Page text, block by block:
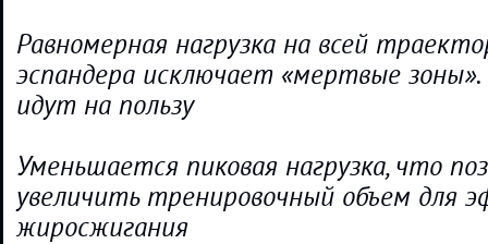
Равномерная нагрузка на всей
эспандера исключает «мертвые
идут на пользу
Уменьшается пиковая нагрузка, что
увеличить тренировочный объем для
жиросжигания